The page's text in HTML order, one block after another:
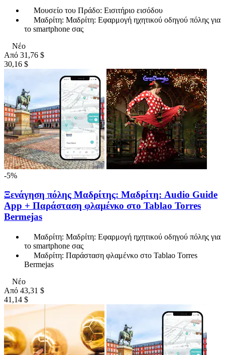
Μουσείο του Πράδο: Εισιτήριο εισόδου
Μαδρίτη: Μαδρίτη: Εφαρμογή ηχητικού οδηγού πόλης για
το smartphone σας
Νέο
Από 31,76 $
30,16 $
-5%
Ξενάγηση πόλης Μαδρίτης: Μαδρίτη: Audio Guide
App + Παράσταση φλαμένκο στο Tablao Torres
Bermejas
Μαδρίτη: Μαδρίτη: Εφαρμογή ηχητικού οδηγού πόλης για
το smartphone σας
Μαδρίτη: Παράσταση φλαμένκο στο Tablao Torres
Bermejas
Νέο
Από 43,31 $
41,14 $